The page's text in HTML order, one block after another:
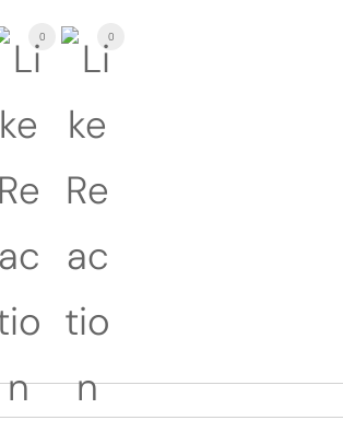
0 0